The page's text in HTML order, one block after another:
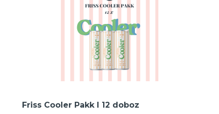
Friss Cooler Pakk I 12 doboz